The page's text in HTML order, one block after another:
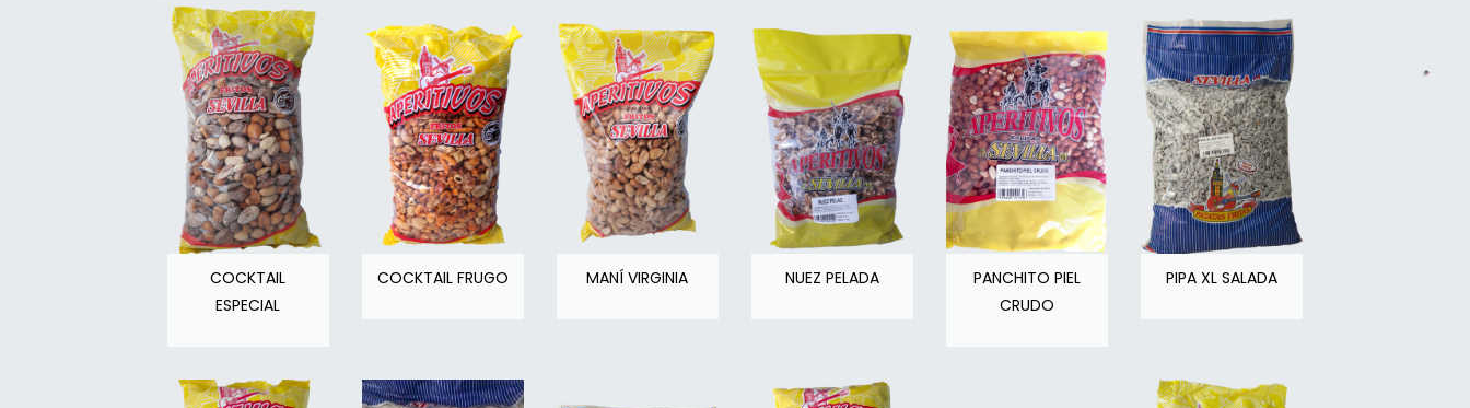
COCKTAIL
ESPECIAL
COCKTAIL FRUGO MANÍ VIRGINIA NUEZ PELADA
PANCHITO PIEL
CRUDO
PIPA XL SALADA